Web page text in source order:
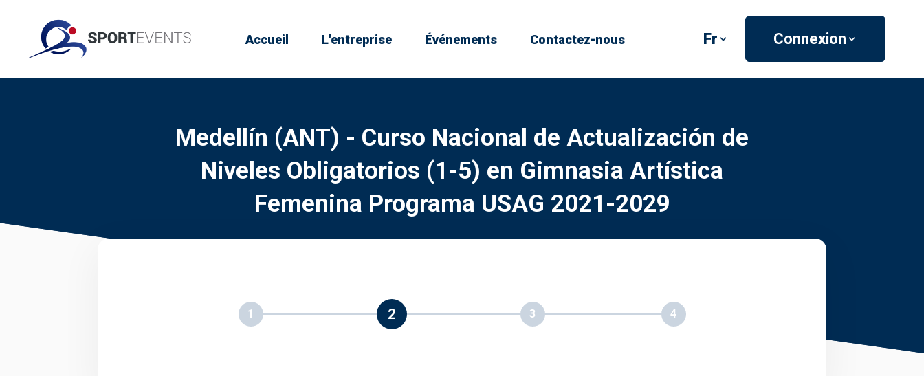
Accueil L'entreprise Événements Contactez-nous Fr Connexion
Medellín (ANT) - Curso Nacional de Actualización de
Niveles Obligatorios (1-5) en Gimnasia Artística
Femenina Programa USAG 2021-2029
1 2 3 4